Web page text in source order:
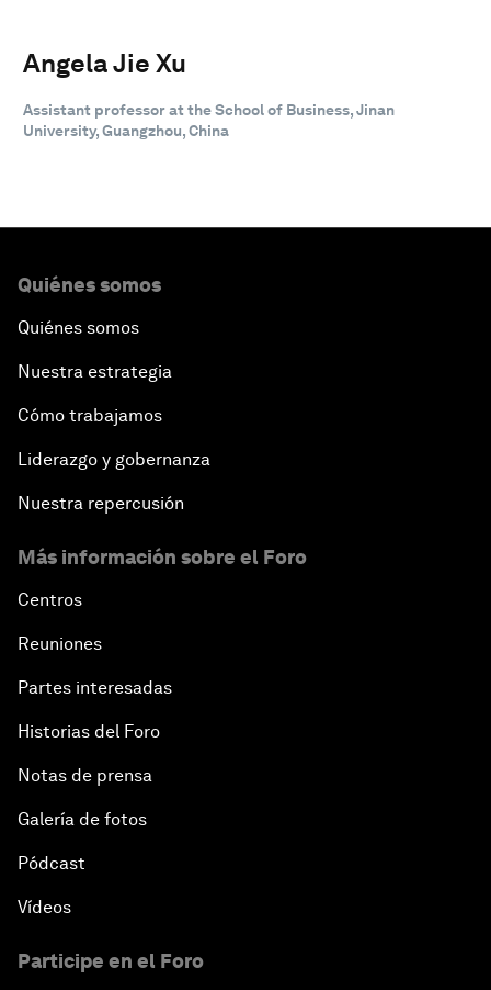
Angela Jie Xu
Assistant professor at the School of Business, Jinan
University, Guangzhou, China
Quiénes somos
Quiénes somos
Nuestra estrategia
Cómo trabajamos
Liderazgo y gobernanza
Nuestra repercusión
Más información sobre el Foro
Centros
Reuniones
Partes interesadas
Historias del Foro
Notas de prensa
Galería de fotos
Pódcast
Vídeos
Participe en el Foro